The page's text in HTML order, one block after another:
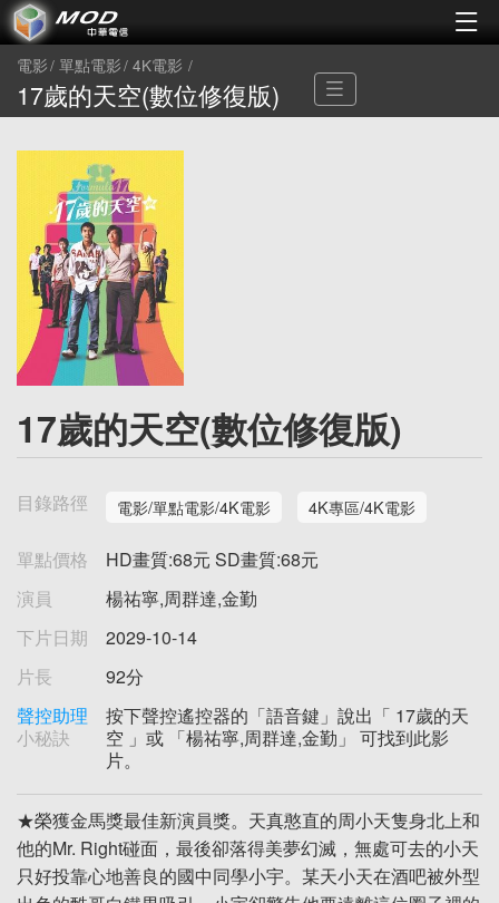
電影 單點電影 4K電影
17歲的天空(數位修復版)
17歲的天空(數位修復版)
目錄路徑 電影/單點電影/4K電影 4K專區/4K電影
單點價格
HD畫質:68元 SD畫質:68元
演員
楊祐寧,周群達,金勤
下片日期
2029-10-14
片長
92分
聲控助理
小秘訣
按下聲控遙控器的「語音鍵」說出「 17歲的天
空 」或 「楊祐寧,周群達,金勤」 可找到此影
片。
★榮獲金馬獎最佳新演員獎。天真憨直的周小天隻身北上和
他的Mr. Right碰面，最後卻落得美夢幻滅，無處可去的小天
只好投靠心地善良的國中同學小宇。某天小天在酒吧被外型